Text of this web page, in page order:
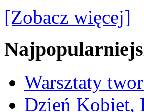
[Zobacz więcej]
Warsztaty
Dzień Kobiet,